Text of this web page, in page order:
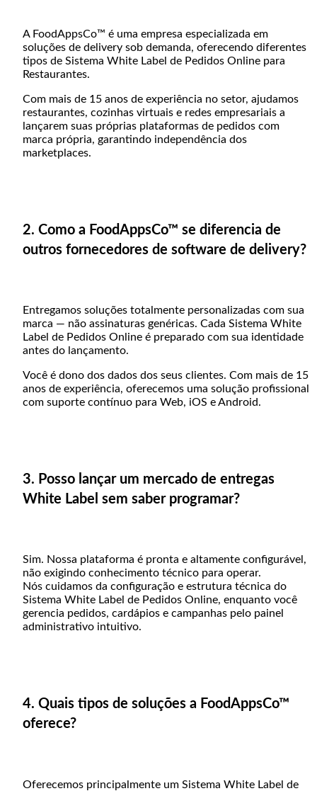
A FoodAppsCo™ é uma empresa especializada em
soluções de delivery sob demanda, oferecendo diferentes
tipos de Sistema White Label de Pedidos Online para
Restaurantes.
Com mais de 15 anos de experiência no setor, ajudamos
restaurantes, cozinhas virtuais e redes empresariais a
lançarem suas próprias plataformas de pedidos com
marca própria, garantindo independência dos
marketplaces.
2. Como a FoodAppsCo™ se diferencia de
outros fornecedores de software de delivery?
Entregamos soluções totalmente personalizadas com sua
marca — não assinaturas genéricas. Cada Sistema White
Label de Pedidos Online é preparado com sua identidade
antes do lançamento.
Você é dono dos dados dos seus clientes. Com mais de 15
anos de experiência, oferecemos uma solução profissional
com suporte contínuo para Web, iOS e Android.
3. Posso lançar um mercado de entregas
White Label sem saber programar?
Sim. Nossa plataforma é pronta e altamente configurável,
não exigindo conhecimento técnico para operar.
Nós cuidamos da configuração e estrutura técnica do
Sistema White Label de Pedidos Online, enquanto você
gerencia pedidos, cardápios e campanhas pelo painel
administrativo intuitivo.
4. Quais tipos de soluções a FoodAppsCo™
oferece?
Oferecemos principalmente um Sistema White Label de